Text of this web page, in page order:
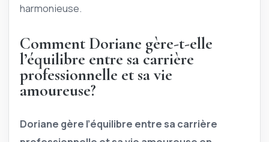
harmonieuse.
Comment Doriane gère-t-elle
l’équilibre entre sa carrière
professionnelle et sa vie
amoureuse?
Doriane gère l’équilibre entre sa carrière